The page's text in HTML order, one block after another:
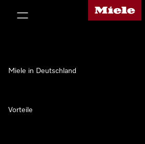
Miele-Homepage
Miele in Deutschland
Vorteile